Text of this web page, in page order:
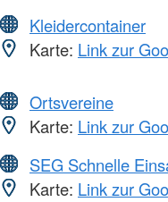
Kleidercontainer
Karte: Link zur
Ortsvereine
Karte: Link zur
SEG Schnelle
Karte: Link zur